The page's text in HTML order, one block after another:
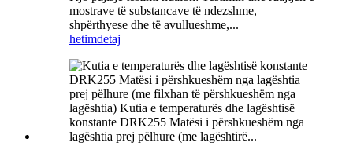
mostrave të substancave të ndezshme,
shpërthyese dhe të avullueshme,...
hetimdetaj